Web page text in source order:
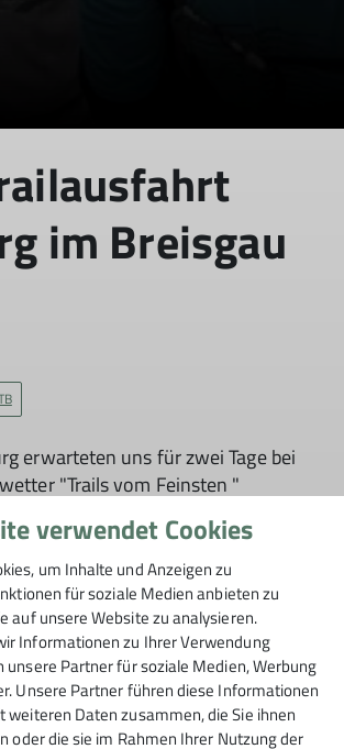
im Breisgau
erwarteten uns für zwei Tage bei
"Trails vom Feinsten "
Ausfahrt in diesem Jahr Spaß. 2
super Herbstwetter, viele
Teilnehmer*innen und die
Danke an Mountainbike Freiburg
verwendet Cookies
um Inhalte und Anzeigen zu
für soziale Medien anbieten zu
auf unsere Website zu analysieren.
Informationen zu Ihrer Verwendung
unsere Partner für soziale Medien, Werbung
Unsere Partner führen diese Informationen
weiteren Daten zusammen, die Sie ihnen
oder die sie im Rahmen Ihrer Nutzung der